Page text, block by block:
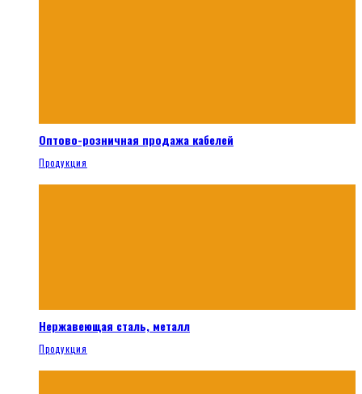
Оптово-розничная продажа кабелей
Продукция
Нержавеющая сталь, металл
Продукция